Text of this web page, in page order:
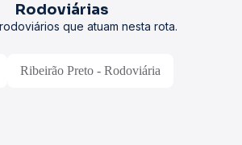
Rodoviárias
que atuam nesta rota.
Ribeirão Preto - Rodoviária